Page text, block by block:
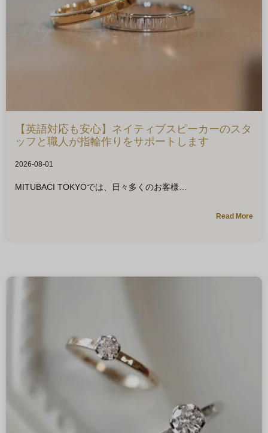
【英語対応も安心】ネイティブスピーカーのスタ
ッフと職人が指輪作りをサポートします
2026-08-01
MITUBACI TOKYOでは、日々多くのお客様
Read More